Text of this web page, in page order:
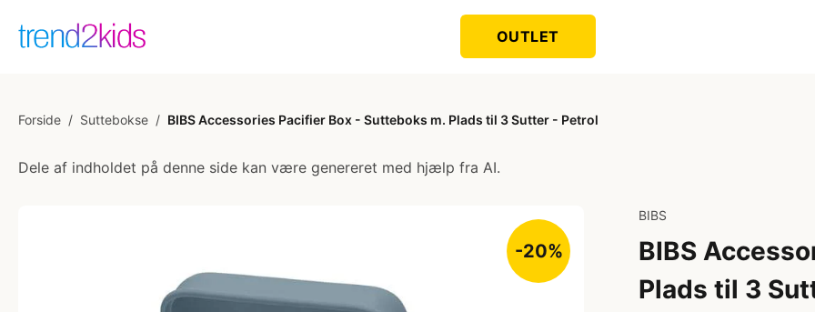
OUTLET
Forside / Suttebokse / BIBS Accessories Pacifier Box - Sutteboks m. Plads til 3 Sutter - Petrol
Dele af indholdet på denne side kan være genereret med hjælp fra AI.
-20%
BIBS
BIBS
Plads til 3